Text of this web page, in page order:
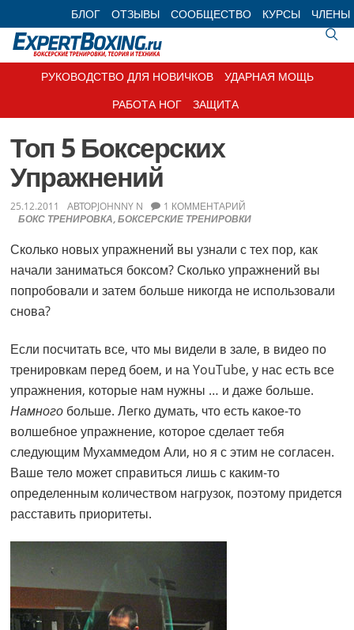
to
primary
navigation
to
main
content
to
primary
sidebar
to
footer
БЛОГ ОТЗЫВЫ СООБЩЕСТВО КУРСЫ ЧЛЕНЫ
РУКОВОДСТВО ДЛЯ НОВИЧКОВ
УДАРНАЯ МОЩЬ
РАБОТА НОГ
ЗАЩИТА
Топ 5 Боксерских
Упражнений
25.12.2011 АВТОРJOHNNY N
БОКС ТРЕНИРОВКА,БОКСЕРСКИЕ ТРЕНИРОВКИ
1 КОММЕНТАРИЙ
Сколько новых упражнений вы узнали с тех пор, как
начали заниматься боксом? Сколько упражнений вы
попробовали и затем больше никогда не использовали
снова?
Если посчитать все, что мы видели в зале, в видео по
тренировкам перед боем, и на YouTube, у нас есть все
упражнения, которые нам нужны … и даже больше.
Намного больше. Легко думать, что есть какое-то
волшебное упражнение, которое сделает тебя
следующим Мухаммедом Али, но я с этим не согласен.
Ваше тело может справиться лишь с каким-то
определенным количеством нагрузок, поэтому придется
расставить приоритеты.